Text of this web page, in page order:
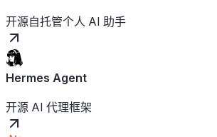
开源自托管个人 AI 助手
Hermes Agent
开源 AI 代理框架